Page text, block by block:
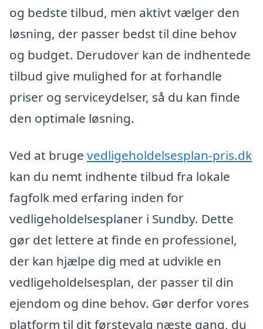
og bedste tilbud, men aktivt vælger den
løsning, der passer bedst til dine behov
og budget. Derudover kan de indhentede
tilbud give mulighed for at forhandle
priser og serviceydelser, så du kan finde
den optimale løsning.
Ved at bruge vedligeholdelsesplan-pris.dk
kan du nemt indhente tilbud fra lokale
fagfolk med erfaring inden for
vedligeholdelsesplaner i Sundby. Dette
gør det lettere at finde en professionel,
der kan hjælpe dig med at udvikle en
vedligeholdelsesplan, der passer til din
ejendom og dine behov. Gør derfor vores
platform til dit førstevalg næste gang, du